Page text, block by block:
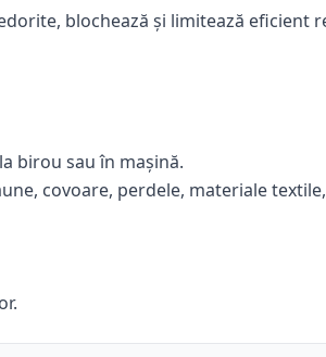
blochează și limitează eficient
birou sau în mașină.
covoare, perdele, materiale